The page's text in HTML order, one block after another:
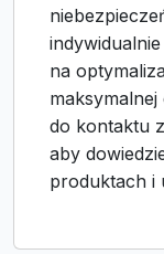
na
do kontaktu
aby
produktach i